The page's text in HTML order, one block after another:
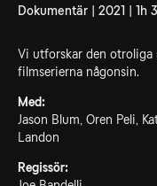
Dokumentär | 2021 | 1h
Vi utforskar den otroliga
filmserierna någonsin.
Med:
Jason Blum, Oren Peli,
Landon
Regissör: